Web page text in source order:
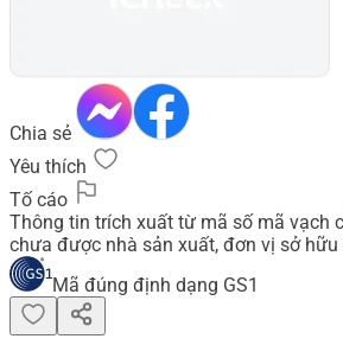
Chia sẻ
Yêu thích
Tố cáo
Thông tin trích xuất từ mã số mã vạch
chưa được nhà sản xuất, đơn vị sở hữu
Mã đúng định dạng GS1